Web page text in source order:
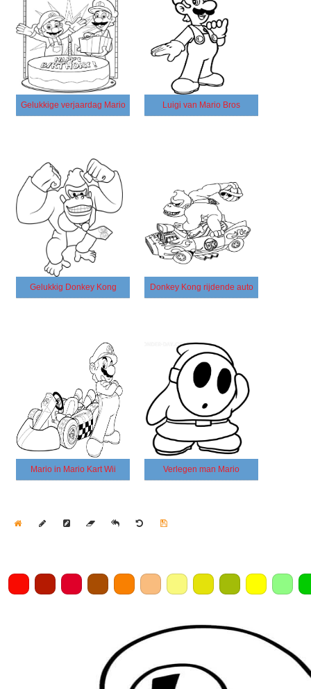
Gelukkige verjaardag Mario Luigi van Mario Bros
Gelukkig Donkey Kong Donkey Kong rijdende auto
Mario in Mario Kart Wii Verlegen man Mario